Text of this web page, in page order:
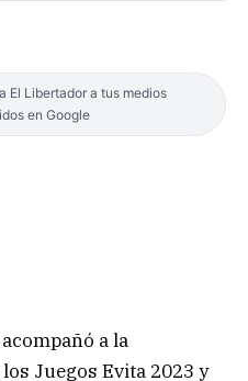
El Libertador a tus medios
en Google
a la
Juegos Evita 2023 y